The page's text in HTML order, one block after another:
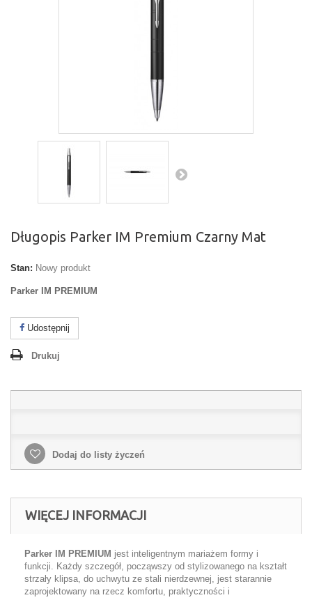
Długopis Parker IM Premium Czarny Mat
Stan: Nowy produkt
Parker IM PREMIUM
Udostępnij
Drukuj
Dodaj do listy życzeń
WIĘCEJ INFORMACJI
Parker IM PREMIUM jest inteligentnym mariażem formy i
funkcji. Każdy szczegół, począwszy od stylizowanego na kształt
strzały klipsa, do uchwytu ze stali nierdzewnej, jest starannie
zaprojektowany na rzecz komfortu, praktyczności i